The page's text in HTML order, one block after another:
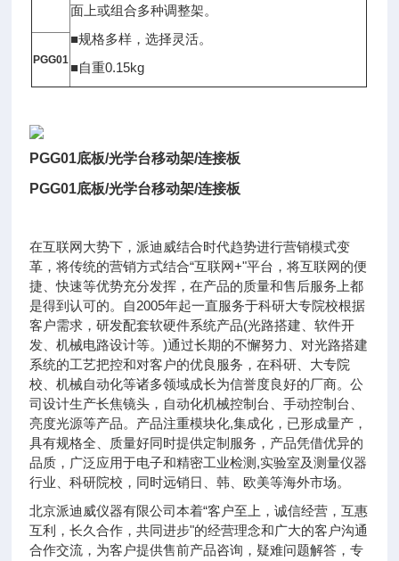
面上或组合多种调整架。
■规格多样，选择灵活。
■自重0.15kg
PGG01
PGG01底板/光学台移动架/连接板
PGG01底板/光学台移动架/连接板
在互联网大势下，派迪威结合时代趋势进行营销模式变
革，将传统的营销方式结合“互联网+"平台，将互联网的便
捷、快速等优势充分发挥，在产品的质量和售后服务上都
是得到认可的。自2005年起一直服务于科研大专院校根据
客户需求，研发配套软硬件系统产品(光路搭建、软件开
发、机械电路设计等。)通过长期的不懈努力、对光路搭建
系统的工艺把控和对客户的优良服务，在科研、大专院
校、机械自动化等诸多领域成长为信誉度良好的厂商。公
司设计生产长焦镜头，自动化机械控制台、手动控制台、
亮度光源等产品。产品注重模块化,集成化，已形成量产，
具有规格全、质量好同时提供定制服务，产品凭借优异的
品质，广泛应用于电子和精密工业检测,实验室及测量仪器
行业、科研院校，同时远销日、韩、欧美等海外市场。
北京派迪威仪器有限公司本着“客户至上，诚信经营，互惠
互利，长久合作，共同进步"的经营理念和广大的客户沟通
合作交流，为客户提供售前产品咨询，疑难问题解答，专